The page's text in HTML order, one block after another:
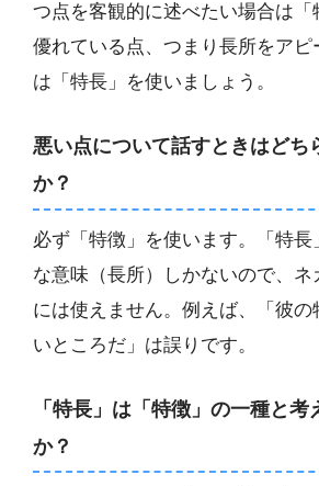
つ点を客観的に述べたい場合は「
優れている点、つまり長所をアピ
は「特長」を使いましょう。
悪い点について話すときはどち
か？
必ず「特徴」を使います。「特
な意味（長所）しかないので、ネ
には使えません。例えば、「彼
いところだ」は誤りです。
「特長」は「特徴」の一種と考
か？